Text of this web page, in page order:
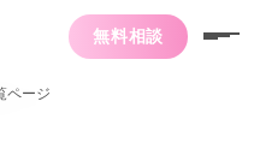
無料相談
ページ